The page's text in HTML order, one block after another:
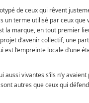
de ceux qui rêvent
un terme utilisé par ceux que
la marque, en tout premier
d’avenir collectif, une
l’empreinte locale d’une
vivantes s’ils n’y
autres que ceux qui